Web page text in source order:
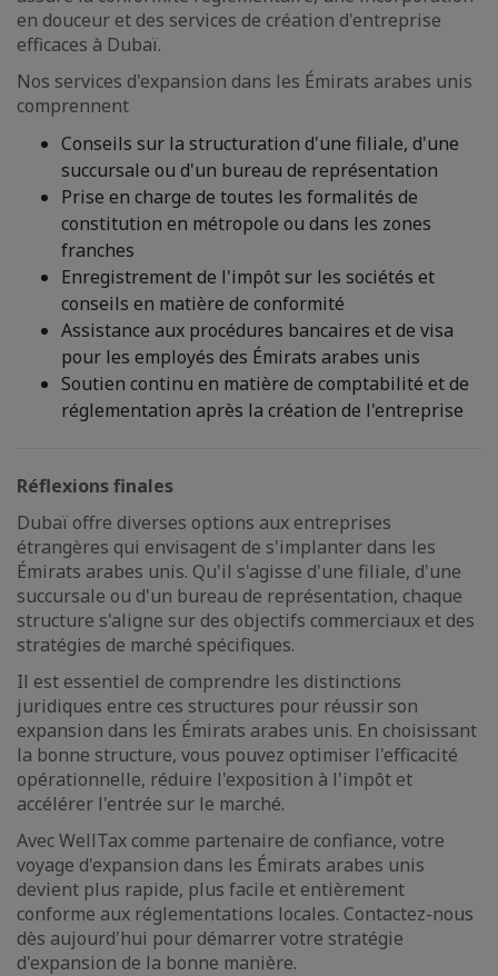
en douceur et des services de création d'entreprise
efficaces à Dubaï.
Nos services d'expansion dans les Émirats arabes unis
comprennent
Conseils sur la structuration d'une filiale, d'une
succursale ou d'un bureau de représentation
Prise en charge de toutes les formalités de
constitution en métropole ou dans les zones
franches
Enregistrement de l'impôt sur les sociétés et
conseils en matière de conformité
Assistance aux procédures bancaires et de visa
pour les employés des Émirats arabes unis
Soutien continu en matière de comptabilité et de
réglementation après la création de l'entreprise
Réflexions finales
Dubaï offre diverses options aux entreprises
étrangères qui envisagent de s'implanter dans les
Émirats arabes unis. Qu'il s'agisse d'une filiale, d'une
succursale ou d'un bureau de représentation, chaque
structure s'aligne sur des objectifs commerciaux et des
stratégies de marché spécifiques.
Il est essentiel de comprendre les distinctions
juridiques entre ces structures pour réussir son
expansion dans les Émirats arabes unis. En choisissant
la bonne structure, vous pouvez optimiser l'efficacité
opérationnelle, réduire l'exposition à l'impôt et
accélérer l'entrée sur le marché.
Avec WellTax comme partenaire de confiance, votre
voyage d'expansion dans les Émirats arabes unis
devient plus rapide, plus facile et entièrement
conforme aux réglementations locales. Contactez-nous
dès aujourd'hui pour démarrer votre stratégie
d'expansion de la bonne manière.